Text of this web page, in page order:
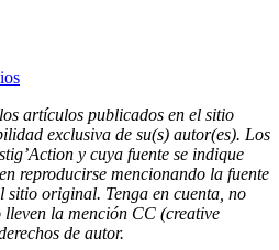
artículos publicados en el sitio
exclusiva de su(s) autor(es). Los
y cuya fuente se indique
reproducirse mencionando la fuente
sitio original. Tenga en cuenta, no
lleven la mención CC (creative
de autor.